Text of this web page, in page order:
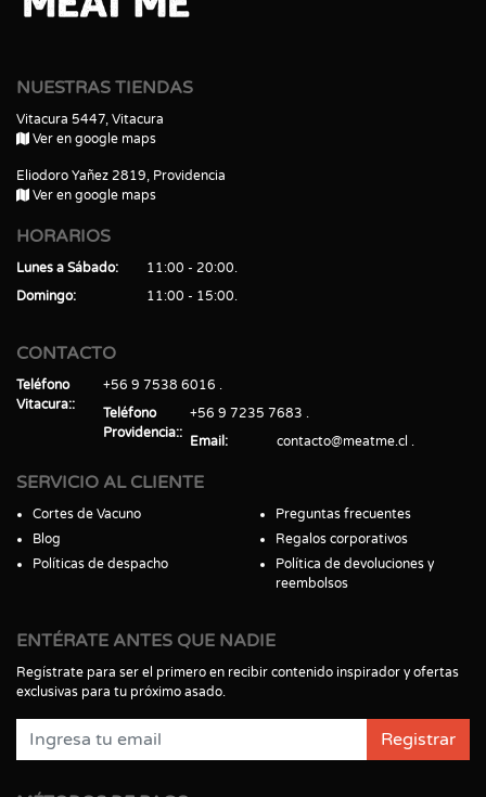
NUESTRAS TIENDAS
Vitacura 5447, Vitacura
Ver en google maps
Eliodoro Yañez 2819, Providencia
Ver en google maps
HORARIOS
Lunes a Sábado
11:00 - 20:00
Domingo
11:00 - 15:00
CONTACTO
Teléfono
Vitacura:
+56 9 7538 6016
Teléfono
Providencia:
+56 9 7235 7683
Email
contacto@meatme.cl
SERVICIO AL CLIENTE
Cortes de Vacuno
Blog
Políticas de despacho
Preguntas frecuentes
Regalos corporativos
Política de devoluciones y
reembolsos
ENTÉRATE ANTES QUE NADIE
Regístrate para ser el primero en recibir contenido inspirador y ofertas
exclusivas para tu próximo asado.
Registrar